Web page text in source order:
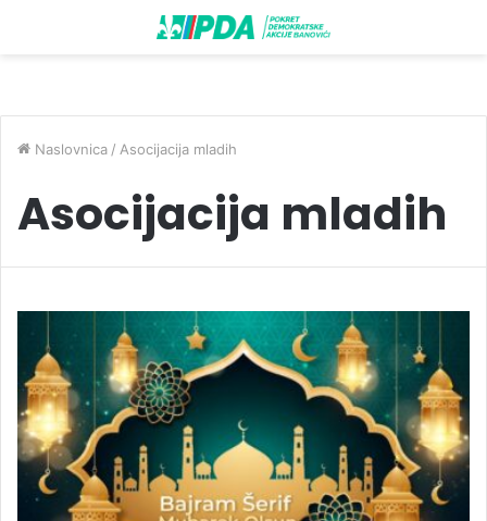
Naslovnica / Asocijacija mladih
Asocijacija mladih